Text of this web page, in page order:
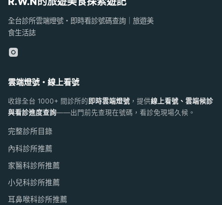
全台診所雲端燈號・即時看診號碼查詢｜旅遊美
食生活誌
雲端燈號・線上看號
收錄全台 1000+ 間診所的即時雲端燈號 ，提供線上看號、雲端候診
與看診進度查詢——出門前先查現在號碼，看診免現場久候。
完整診所目錄
內科診所推薦
家醫科診所推薦
小兒科診所推薦
耳鼻喉科診所推薦